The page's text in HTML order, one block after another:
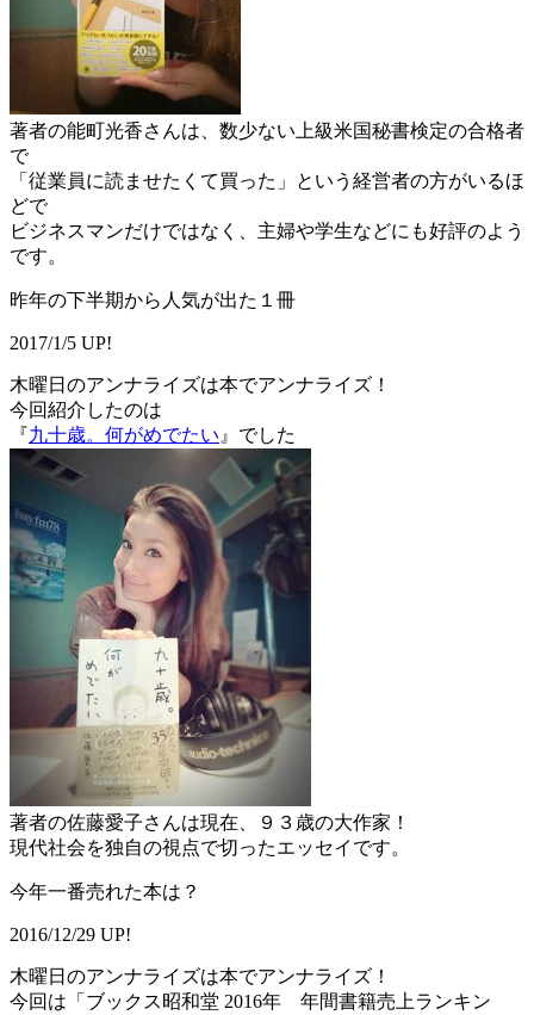
著者の能町光香さんは、数少ない上級米国秘書検定の合格者
で
「従業員に読ませたくて買った」という経営者の方がいるほ
どで
ビジネスマンだけではなく、主婦や学生などにも好評のよう
です。
昨年の下半期から人気が出た１冊
2017/1/5 UP!
木曜日のアンナライズは本でアンナライズ！
今回紹介したのは
『九十歳。何がめでたい 』でした
著者の佐藤愛子さんは現在、９３歳の大作家！
現代社会を独自の視点で切ったエッセイです。
今年一番売れた本は？
2016/12/29 UP!
木曜日のアンナライズは本でアンナライズ！
今回は「ブックス昭和堂 2016年 年間書籍売上ランキン